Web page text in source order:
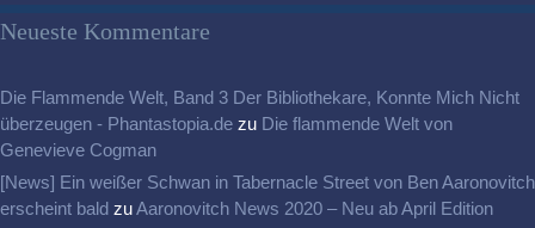
Neueste Kommentare
Die Flammende Welt, Band 3 Der Bibliothekare, Konnte Mich Nicht
überzeugen - Phantastopia.de zu Die flammende Welt von
Genevieve Cogman
[News] Ein weißer Schwan in Tabernacle Street von Ben Aaronovitch
erscheint bald zuAaronovitch News 2020 – Neu ab April Edition